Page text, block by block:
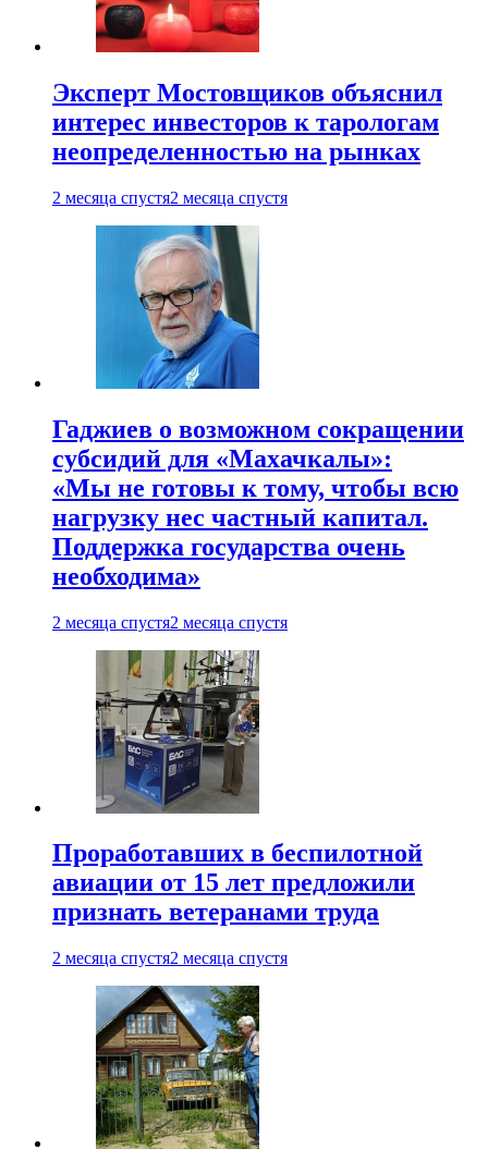
Эксперт Мостовщиков объяснил
интерес инвесторов к тарологам
неопределенностью на рынках
2 месяца спустя2 месяца спустя
Гаджиев о возможном сокращении
субсидий для «Махачкалы»:
«Мы не готовы к тому, чтобы всю
нагрузку нес частный капитал.
Поддержка государства очень
необходима»
2 месяца спустя2 месяца спустя
Проработавших в беспилотной
авиации от 15 лет предложили
признать ветеранами труда
2 месяца спустя2 месяца спустя